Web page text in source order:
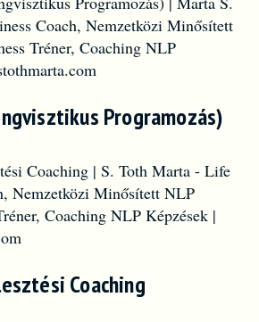
Programozás)
Coaching